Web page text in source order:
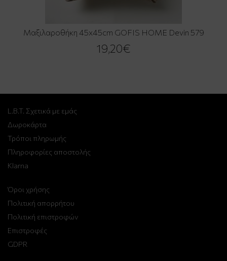
Μαξιλαροθήκη 45x45cm GOFIS HOME Devin 579
19,20€
L.B.T. Σχετικά με εμάς
Δωροκάρτα
Τρόποι πληρωμής
Πληροφορίες αποστολής
Klarna
Όροι χρήσης
Πολιτική απορρήτου
Πολιτική επιστροφών
Επιστροφές
GDPR